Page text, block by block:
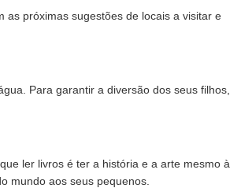
as próximas sugestões de locais a visitar e
Para garantir a diversão dos seus filhos,
ler livros é ter a história e a arte mesmo à
mundo aos seus pequenos.